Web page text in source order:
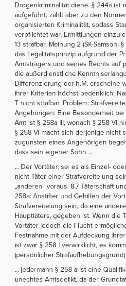
Drogenkriminalität diene. § 244a ist
aufgeführt, zählt aber zu den
organisierten Kriminalität, sodass
verpflichtet war, Ermittlungen
13 strafbar. Meinung 2 (SK-Samson,
das Legalitätsprinzip aufgrund der
Amtsträgers und seines Rechts auf
die außerdienstliche
Differenzierung der h.M. erscheine
ihrer Kriterien höchst bedenklich.
T nicht strafbar. Problem:
Angehörigen: Eine Besonderheit
Amt ist § 258a III, wonach § 258 VI
§ 258 VI macht sich derjenige nicht
zugunsten eines Angehörigen
dass sein eigener Sohn ...
... Der Vortäter, sei es als Einzel-
nicht Täter einer Strafvereitelung
„anderen“ voraus. 8.7 Täterschaft
258a: Anstifter und Gehilfen der
Strafvereitelung sein, da eine
Haupttäters, gegeben ist. Wenn die
Vortäter jedoch die Flucht
Festnahme mit der Aufdeckung
ist zwar § 258 I verwirklicht, es
(persönlicher Strafaufhebungsgrund)
... jedermann § 258 a ist eine
unechtes Amtsdelikt, da der